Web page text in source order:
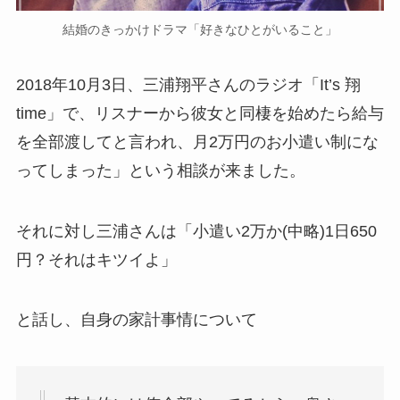
結婚のきっかけドラマ「好きなひとがいること」
2018年10月3日、三浦翔平さんのラジオ「It’s 翔
time」で、リスナーから彼女と同棲を始めたら給与
を全部渡してと言われ、月2万円のお小遣い制にな
ってしまった」という相談が来ました。
それに対し三浦さんは「小遣い2万か(中略)1日650
円？それはキツイよ」
と話し、自身の家計事情について